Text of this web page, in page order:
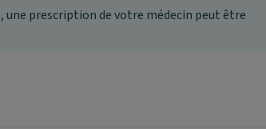
prescription de votre médecin peut être